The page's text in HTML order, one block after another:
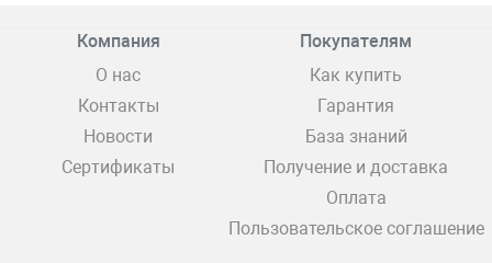
Компания
О нас
Контакты
Новости
Сертификаты
Покупателям
Как купить
Гарантия
База знаний
Получение и доставка
Оплата
Пользовательское соглашение